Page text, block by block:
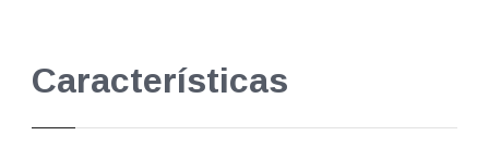
Características